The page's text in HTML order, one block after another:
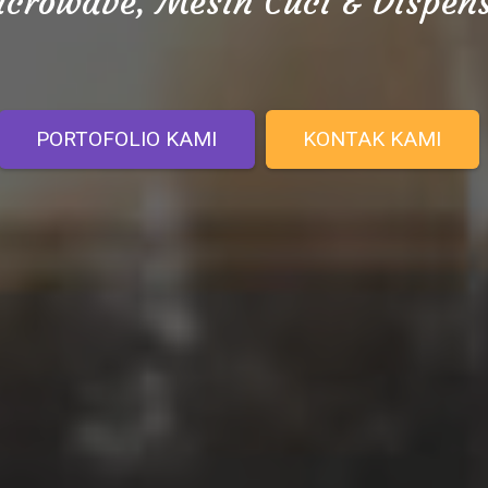
PORTOFOLIO KAMI KONTAK KAMI